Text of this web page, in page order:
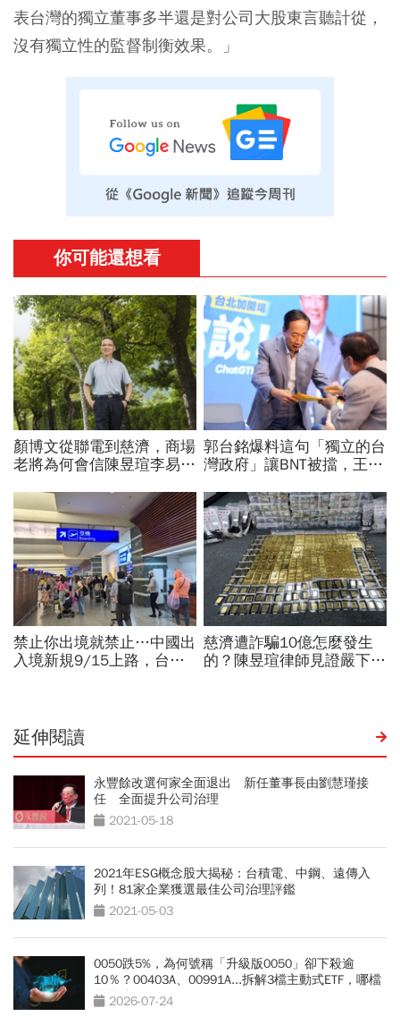
表台灣的獨立董事多半還是對公司大股東言聽計從，
沒有獨立性的監督制衡效果。」
延伸閱讀
永豐餘改選何家全面退出 新任董事長由劉慧瑾接
任 全面提升公司治理
2021-05-18
2021年ESG概念股大揭秘：台積電、中鋼、遠傳入
列！81家企業獲選最佳公司治理評鑑
2021-05-03
0050跌5%，為何號稱「升級版0050」卻下殺逾
10％？00403A、00991A...拆解3檔主動式ETF，哪檔
最抗跌？
2026-07-24